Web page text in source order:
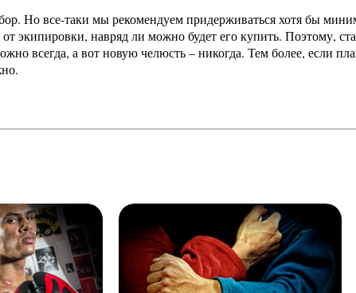
Но все-таки мы рекомендуем придерживаться хотя бы
экипировки, навряд ли можно будет его купить. Поэтому,
всегда, а вот новую челюсть – никогда. Тем более, если